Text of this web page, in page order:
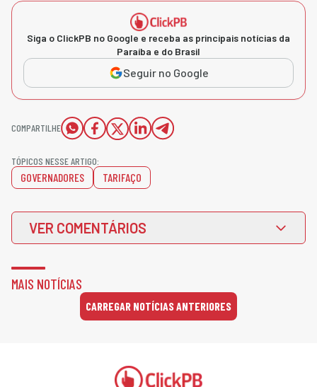
Siga o ClickPB no Google e receba as principais notícias da
Paraíba e do Brasil
Seguir no Google
COMPARTILHE
TÓPICOS NESSE ARTIGO:
GOVERNADORES TARIFAÇO
VER COMENTÁRIOS
MAIS NOTÍCIAS
CARREGAR NOTÍCIAS ANTERIORES